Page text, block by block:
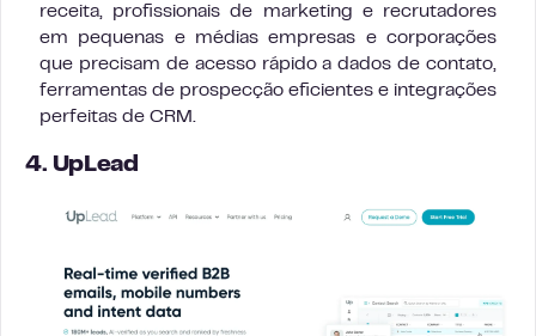
receita, profissionais de marketing e recrutadores
em pequenas e médias empresas e corporações
que precisam de acesso rápido a dados de contato,
ferramentas de prospecção eficientes e integrações
perfeitas de CRM.
4. UpLead